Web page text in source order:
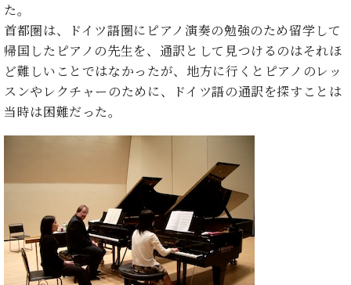
C.
ベ
ヒ
シ
イ
デ
ン
ス
ピ
ア
を
作
る
こ
色
タ
ッ
チ
ベ
ヒ
シ
ュ
イ
ン
ブ
ラ
ド
ヒ
ス
ー
音
楽
家
ニ
各
店
舗
か
の
お
知
(入
情
報
等)
学
び
た
い！
録
音
方
は、
お
ュ
タ
イ
ン・
サ
ヒ
シ
た。
首都圏は、ドイツ語圏にピアノ演奏の勉強のため留学して
帰国したピアノの先生を、通訳として見つけるのはそれほ
ど難しいことではなかったが、地方に行くとピアノのレッ
スンやレクチャーのために、ドイツ語の通訳を探すことは
当時は困難だった。